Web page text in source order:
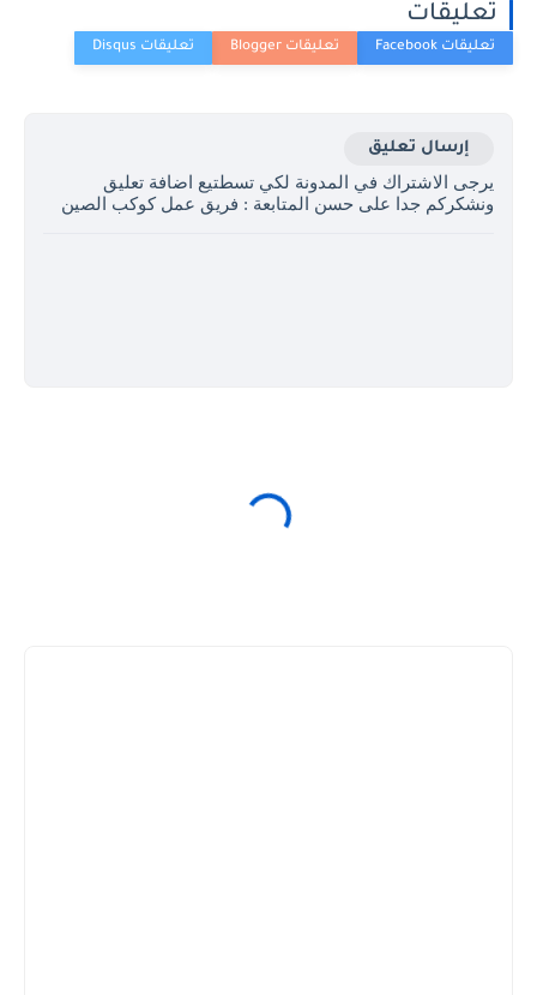
تعليقات
إرسال تعليق
يرجى الاشتراك في المدونة لكي تسطتيع اضافة تعليق
ونشكركم جدا على حسن المتابعة : فريق عمل كوكب الصين